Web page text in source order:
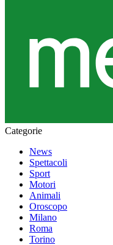
Categorie
News
Spettacoli
Sport
Motori
Animali
Oroscopo
Milano
Roma
Torino